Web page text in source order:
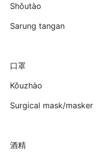
Shǒutào
Sarung tangan
口罩
Kǒuzhào
Surgical mask/masker
酒精